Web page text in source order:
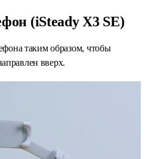
(iSteady X3 SE)
таким образом, чтобы
вверх.